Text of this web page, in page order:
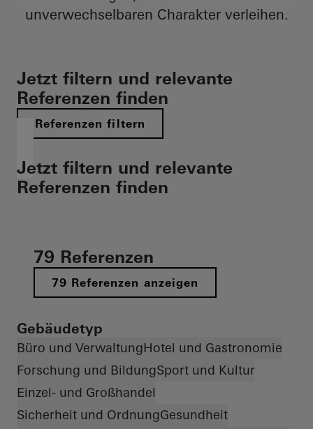
unverwechselbaren Charakter verleihen.​
Jetzt filtern und relevante
Referenzen finden
Referenzen filtern
Jetzt filtern und relevante
Referenzen finden
79 Referenzen
79 Referenzen anzeigen
Gebäudetyp
Büro und VerwaltungHotel und Gastronomie
Forschung und BildungSport und Kultur
Einzel- und Großhandel
Sicherheit und OrdnungGesundheit